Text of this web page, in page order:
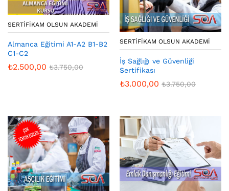
SERTIFIKAM OLSUN AKADEMI
Almanca Eğitimi A1-A2 B1-B2
C1-C2
₺2.500,00 ₺3.750,00
SERTIFIKAM OLSUN AKADEMI
İş Sağlığı ve Güvenliği
Sertifikası
₺3.000,00 ₺3.750,00